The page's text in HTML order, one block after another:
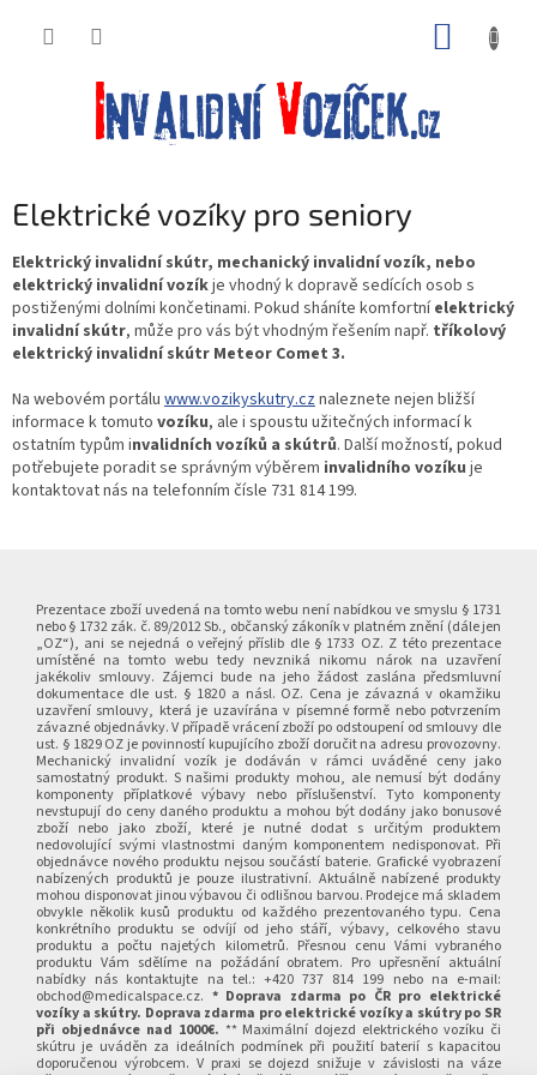
Elektrické vozíky pro seniory
Elektrický invalidní skútr, mechanický invalidní vozík, nebo
elektrický invalidní vozíkje vhodný k dopravě sedících osob s
postiženými dolními končetinami. Pokud sháníte komfortníelektrický
invalidní skútr, může pro vás být vhodným řešením např. tříkolový
elektrický invalidní skútr Meteor Comet 3.
Na webovém portálu www.vozikyskutry.cznaleznete nejen bližší
informace k tomuto vozíku, ale i spoustu užitečných informací k
ostatním typům invalidních vozíků a skútrů. Další možností, pokud
potřebujete poradit se správným výběrem invalidního vozíku je
kontaktovat nás na telefonním čísle 731 814 199.
Prezentace zboží uvedená na tomto webu není nabídkou ve smyslu § 1731
nebo § 1732 zák. č. 89/2012 Sb., občanský zákoník v platném znění (dále jen
„OZ“), ani se nejedná o veřejný příslib dle § 1733 OZ. Z této prezentace
umístěné na tomto webu tedy nevzniká nikomu nárok na uzavření
jakékoliv smlouvy. Zájemci bude na jeho žádost zaslána předsmluvní
dokumentace dle ust. § 1820 a násl. OZ. Cena je závazná v okamžiku
uzavření smlouvy, která je uzavírána v písemné formě nebo potvrzením
závazné objednávky. V případě vrácení zboží po odstoupení od smlouvy dle
ust. § 1829 OZ je povinností kupujícího zboží doručit na adresu provozovny.
Mechanický invalidní vozík je dodáván v rámci uváděné ceny jako
samostatný produkt. S našimi produkty mohou, ale nemusí být dodány
komponenty příplatkové výbavy nebo příslušenství. Tyto komponenty
nevstupují do ceny daného produktu a mohou být dodány jako bonusové
zboží nebo jako zboží, které je nutné dodat s určitým produktem
nedovolující svými vlastnostmi daným komponentem nedisponovat. Při
objednávce nového produktu nejsou součástí baterie. Grafické vyobrazení
nabízených produktů je pouze ilustrativní. Aktuálně nabízené produkty
mohou disponovat jinou výbavou či odlišnou barvou. Prodejce má skladem
obvykle několik kusů produktu od každého prezentovaného typu. Cena
konkrétního produktu se odvíjí od jeho stáří, výbavy, celkového stavu
produktu a počtu najetých kilometrů. Přesnou cenu Vámi vybraného
produktu Vám sdělíme na požádání obratem. Pro upřesnění aktuální
nabídky nás kontaktujte na tel.: +420 737 814 199 nebo na e-mail:
obchod@medicalspace.cz. * Doprava zdarma po ČR pro elektrické
vozíky a skútry. Doprava zdarma pro elektrické vozíky a skútry po SR
při objednávce nad 1000€. ** Maximální dojezd elektrického vozíku či
skútru je uváděn za ideálních podmínek při použití baterií s kapacitou
doporučenou výrobcem. V praxi se dojezd snižuje v závislosti na váze